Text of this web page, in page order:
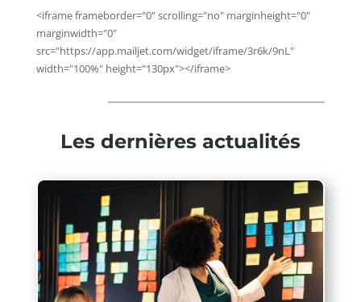
<iframe frameborder="0" scrolling="no" marginheight="0"
marginwidth="0"
src="https://app.mailjet.com/widget/iframe/3r6k/9nL"
width="100%" height="130px"></iframe>
Les dernières actualités